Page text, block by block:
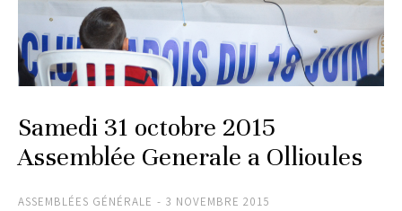
Samedi 31 octobre 2015
Assemblée Generale a Ollioules
ASSEMBLÉES GÉNÉRALE 3 NOVEMBRE 2015